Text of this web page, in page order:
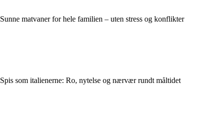
Sunne matvaner for hele familien – uten stress og konflikter
Spis som italienerne: Ro, nytelse og nærvær rundt måltidet